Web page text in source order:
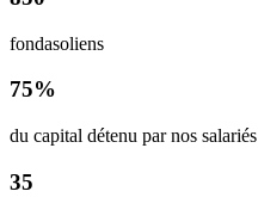
fondasoliens
75%
du capital détenu par nos salariés
35